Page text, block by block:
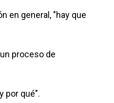
en general, "hay que
proceso de
por qué".